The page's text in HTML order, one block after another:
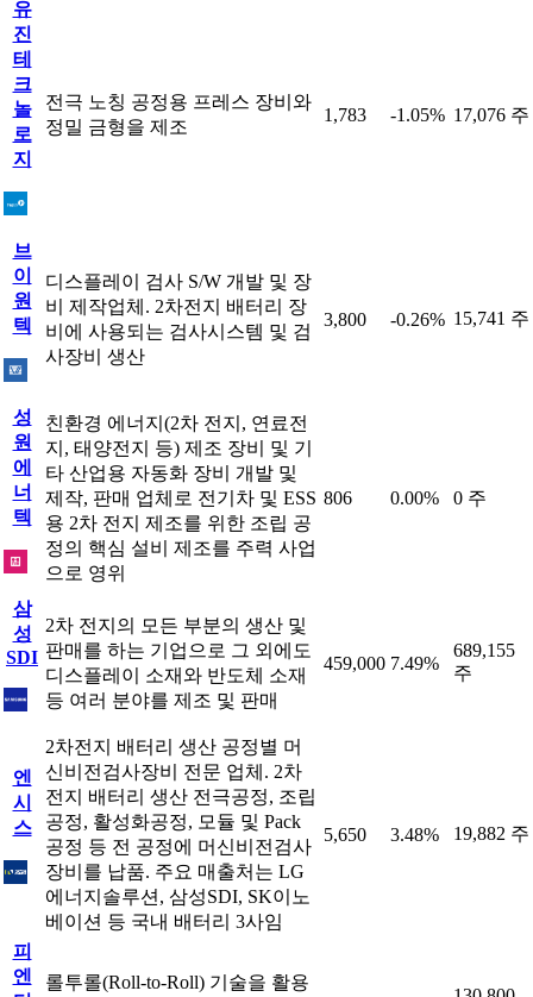
유
진
테
크
놀
로
지
전극 노칭 공정용 프레스 장비와
정밀 금형을 제조
1,783 -1.05% 17,076 주
브
이
원
텍
디스플레이 검사 S/W 개발 및 장
비 제작업체. 2차전지 배터리 장
비에 사용되는 검사시스템 및 검
사장비 생산
3,800 -0.26% 15,741 주
성
원
에
너
텍
친환경 에너지(2차 전지, 연료전
지, 태양전지 등) 제조 장비 및 기
타 산업용 자동화 장비 개발 및
제작, 판매 업체로 전기차 및 ESS
용 2차 전지 제조를 위한 조립 공
정의 핵심 설비 제조를 주력 사업
으로 영위
806 0.00% 0 주
삼
성
SDI
2차 전지의 모든 부분의 생산 및
판매를 하는 기업으로 그 외에도
디스플레이 소재와 반도체 소재
등 여러 분야를 제조 및 판매
459,000 7.49%
689,155
주
엔
시
스
2차전지 배터리 생산 공정별 머
신비전검사장비 전문 업체. 2차
전지 배터리 생산 전극공정, 조립
공정, 활성화공정, 모듈 및 Pack
공정 등 전 공정에 머신비전검사
장비를 납품. 주요 매출처는 LG
에너지솔루션, 삼성SDI, SK이노
베이션 등 국내 배터리 3사임
5,650 3.48% 19,882 주
피
엔
롤투롤(Roll-to-Roll) 기술을 활용